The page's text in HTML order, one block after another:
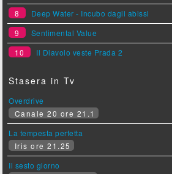
8
Deep Water - Incubo dagli abissi
9
Sentimental Value
10
Il Diavolo veste Prada 2
Stasera in Tv
Overdrive
Canale 20 ore 21.1
La tempesta perfetta
Iris ore 21.25
Il sesto giorno